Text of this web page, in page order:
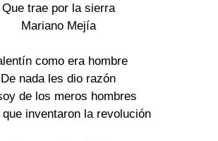
Que trae por la sierra
Mariano Mejía
como era hombre
De nada les dio razón
de los meros hombres
que inventaron la revolución